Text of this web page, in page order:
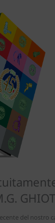
del nostro